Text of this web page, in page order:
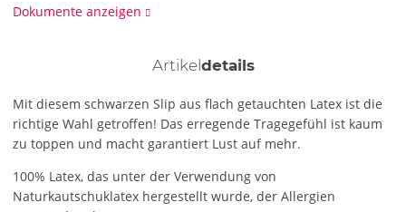
Dokumente anzeigen
Artikel details
Mit diesem schwarzen Slip aus flach getauchten Latex ist die
richtige Wahl getroffen! Das erregende Tragegefühl ist kaum
zu toppen und macht garantiert Lust auf mehr.
100% Latex, das unter der Verwendung von
Naturkautschuklatex hergestellt wurde, der Allergien